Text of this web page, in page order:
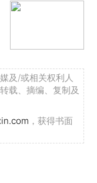
及/或相关权利人
载、摘编、复制及
，获得书面